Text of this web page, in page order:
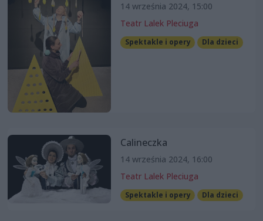
14 września 2024, 15:00
Teatr Lalek Pleciuga
Spektakle i opery Dla dzieci
Calineczka
14 września 2024, 16:00
Teatr Lalek Pleciuga
Spektakle i opery Dla dzieci